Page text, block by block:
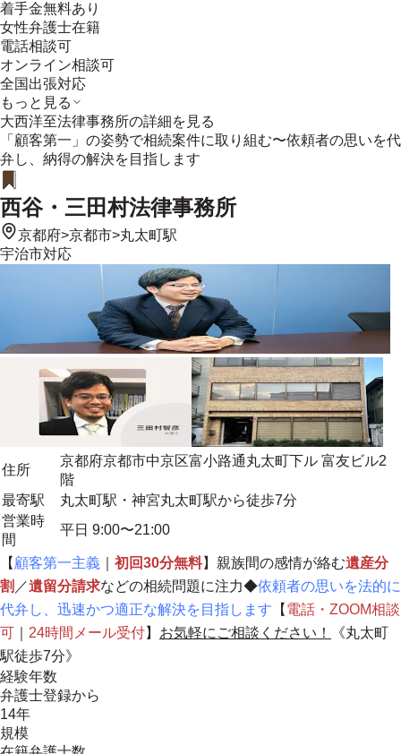
着手金無料あり
女性弁護士在籍
電話相談可
オンライン相談可
全国出張対応
もっと見る
大西洋至法律事務所の詳細を見る
「顧客第一」の姿勢で相続案件に取り組む〜依頼者の思いを代
弁し、納得の解決を目指します
西谷・三田村法律事務所
京都府>京都市>丸太町駅
宇治市対応
住所
京都府京都市中京区富小路通丸太町下ル 富友ビル2
階
最寄駅
丸太町駅・神宮丸太町駅から徒歩7分
営業時
間
平日 9:00〜21:00
【 顧客第一主義 初回30分無料】親族間の感情が絡む遺産分
割 ／遺留分請求などの相続問題に注力◆依頼者の思いを法的に
代弁し、迅速かつ適正な解決を目指します 【 電話・ZOOM相談
可
24時間メール受付】 お気軽にご相談ください！
《丸太町
駅徒歩7分》
経験年数
弁護士登録から
14年
規模